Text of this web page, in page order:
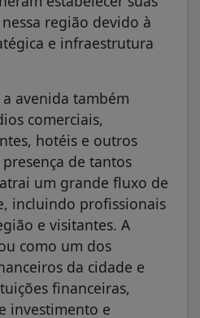
região devido à
e infraestrutura
avenida também
comerciais,
hotéis e outros
de tantos
um grande fluxo de
incluindo profissionais
e visitantes. A
como um dos
da cidade e
financeiras,
investimento e